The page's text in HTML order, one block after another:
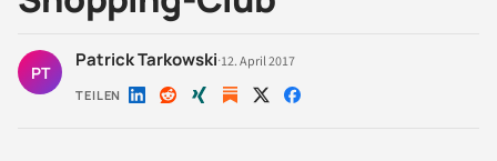
PT
Patrick Tarkowski·12. April 2017
TEILEN Auf Auf Auf Auf Auf